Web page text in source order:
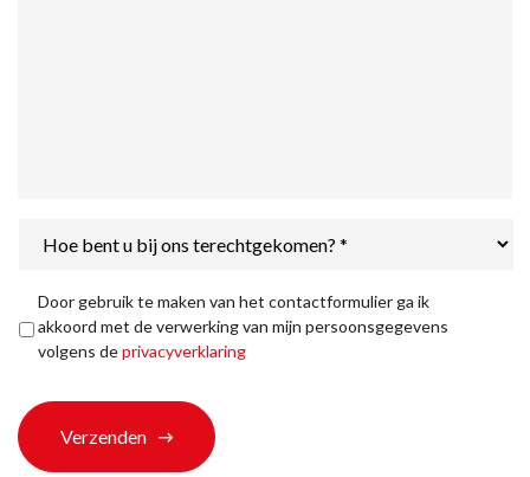
bent
ons
terechtgekomen?
Privacyverklaring *
Door gebruik te maken van het contactformulier ga ik
akkoord met de verwerking van mijn persoonsgegevens
volgens deprivacyverklaring
Verzenden